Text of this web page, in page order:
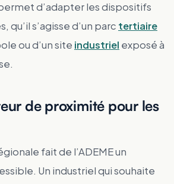
d’adapter les dispositifs
qu’il s’agisse d’un parc tertiaire
ou d’un site industriel exposé à
de proximité pour les
fait de l’ADEME un
Un industriel qui souhaite